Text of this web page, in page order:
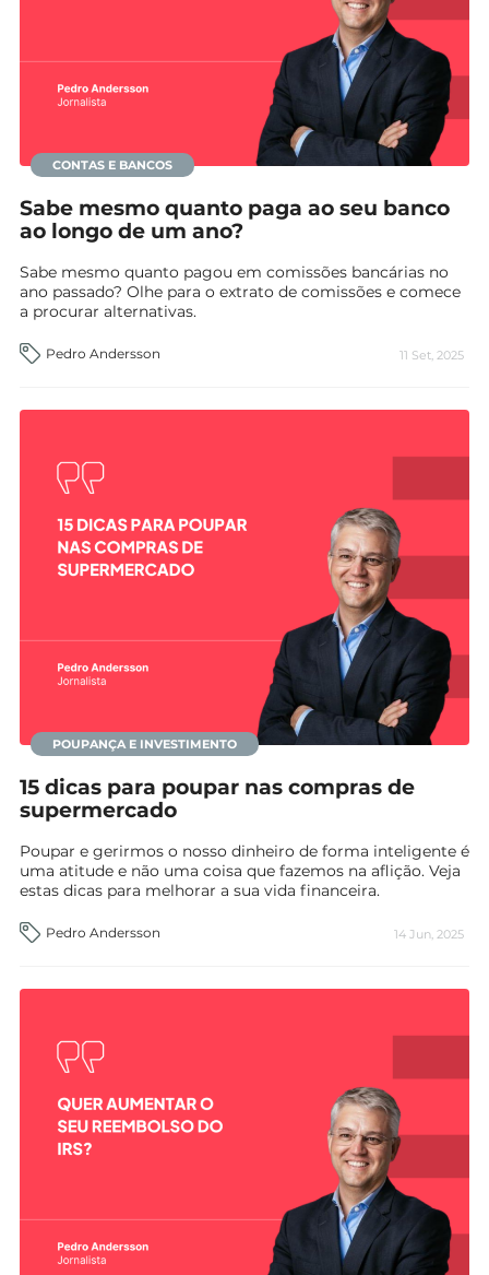
CONTAS E BANCOS
Sabe mesmo quanto paga ao seu banco
ao longo de um ano?
Sabe mesmo quanto pagou em comissões bancárias no
ano passado? Olhe para o extrato de comissões e comece
a procurar alternativas.
Pedro Andersson 11 Set, 2025
POUPANÇA E INVESTIMENTO
15 dicas para poupar nas compras de
supermercado
Poupar e gerirmos o nosso dinheiro de forma inteligente é
uma atitude e não uma coisa que fazemos na aflição. Veja
estas dicas para melhorar a sua vida financeira.
Pedro Andersson 14 Jun, 2025